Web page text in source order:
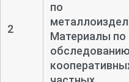
2
по
Материалы по
обследованию